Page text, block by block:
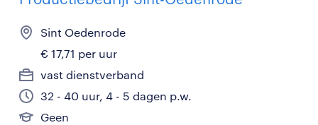
Sint Oedenrode
€ 17,71 per uur
vast dienstverband
32 - 40 uur, 4 - 5 dagen p.w.
Geen